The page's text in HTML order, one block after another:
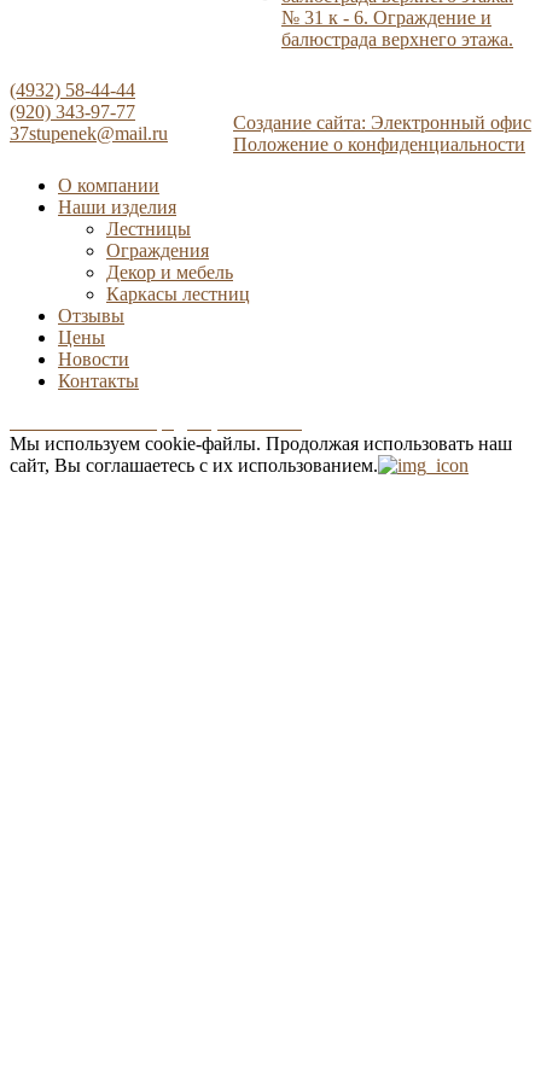
№ 31 к - 6. Ограждение и
балюстрада верхнего этажа.
(4932) 58-44-44
(920) 343-97-77
37stupenek@mail.ru
Создание сайта: Электронный офис
Положение о конфиденциальности
О компании
Наши изделия
Лестницы
Ограждения
Декор и мебель
Каркасы лестниц
Отзывы
Цены
Новости
Контакты
Мы используем cookie-файлы. Продолжая использовать наш
сайт, Вы соглашаетесь с их использованием.